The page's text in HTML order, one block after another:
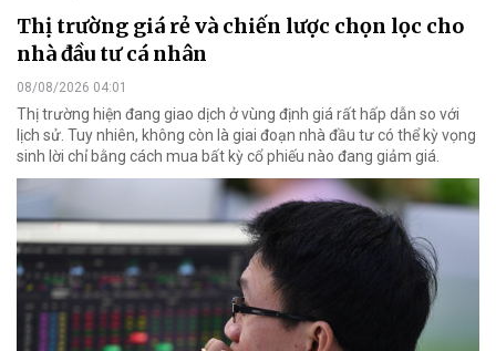
Thị trường giá rẻ và chiến lược chọn lọc cho
nhà đầu tư cá nhân
08/08/2026 04:01
Thị trường hiện đang giao dịch ở vùng định giá rất hấp dẫn so với
lịch sử. Tuy nhiên, không còn là giai đoạn nhà đầu tư có thể kỳ vọng
sinh lời chỉ bằng cách mua bất kỳ cổ phiếu nào đang giảm giá.